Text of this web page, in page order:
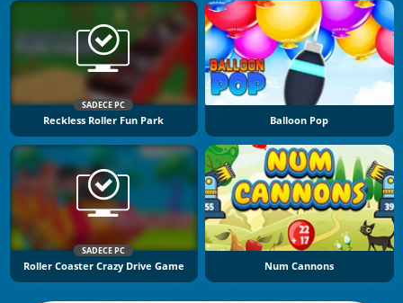
SADECE PC
Reckless Roller Fun Park Balloon Pop
SADECE PC
Roller Coaster Crazy Drive Game Num Cannons